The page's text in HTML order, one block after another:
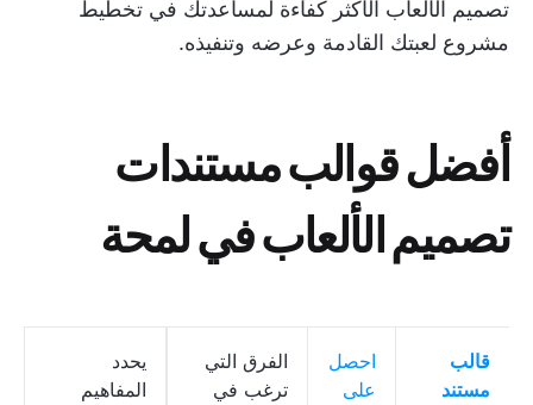
تصميم الألعاب الأكثر كفاءة لمساعدتك في تخطيط
مشروع لعبتك القادمة وعرضه وتنفيذه.
أفضل قوالب مستندات
تصميم الألعاب في لمحة
قالب
مستند
احصل
على
الفرق التي
ترغب في
يحدد
المفاهيم